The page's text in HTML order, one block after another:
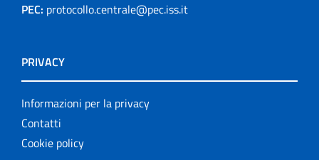
PEC: protocollo.centrale@pec.iss.it
PRIVACY
Informazioni per la privacy
Contatti
Cookie policy